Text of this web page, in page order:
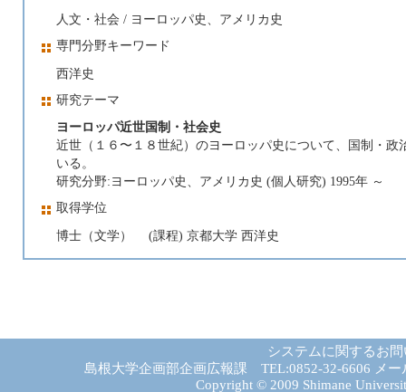
人文・社会 / ヨーロッパ史、アメリカ史
専門分野キーワード
西洋史
研究テーマ
ヨーロッパ近世国制・社会史
近世（１６〜１８世紀）のヨーロッパ史について、国制・
いる。
研究分野:ヨーロッパ史、アメリカ史 (個人研究) 1995年 ～
取得学位
博士（文学） (課程) 京都大学 西洋史
システムに関するお
島根大学企画部企画広報課 TEL:0852-32-6606 メー
Copyright © 2009 Shimane